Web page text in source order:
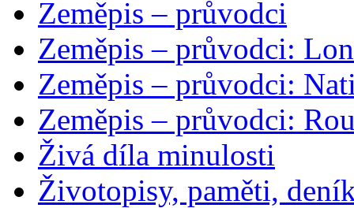
Zeměpis – průvodci
Zeměpis – průvodci:
Zeměpis – průvodci:
Zeměpis – průvodci:
Živá díla minulosti
Životopisy, paměti,